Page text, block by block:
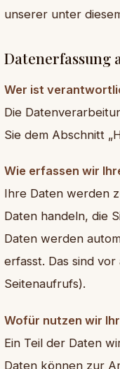
unserer unter
Datenerfassung
Wer ist
Die
Sie dem Abschnitt
Wie erfassen wir
Ihre Daten werden
Daten handeln, die
Daten werden
erfasst. Das sind
Seitenaufrufs).
Wofür nutzen wir
Ein Teil der Daten
Daten können zur